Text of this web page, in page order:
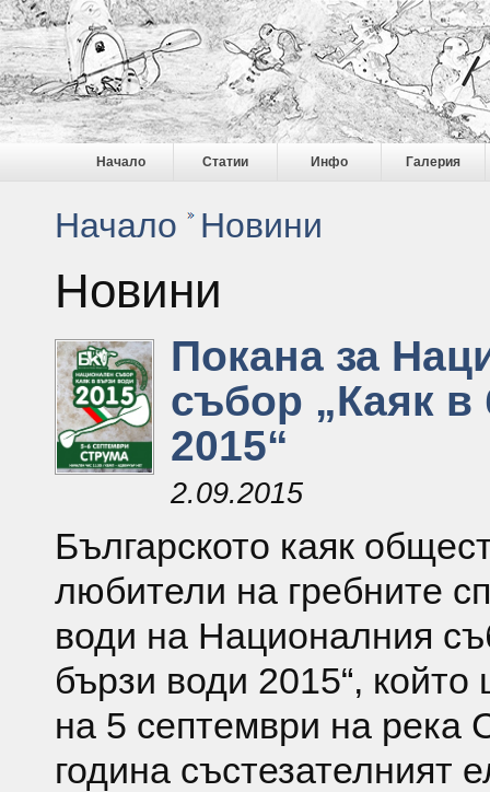
Начало Статии Инфо Галерия
Начало Новини
Новини
Покана за
събор „Каяк
2015“
2.09.2015
Българското каяк
любители на гребните
води на Националния
бързи води 2015“,
на 5 септември на река
година състезателният